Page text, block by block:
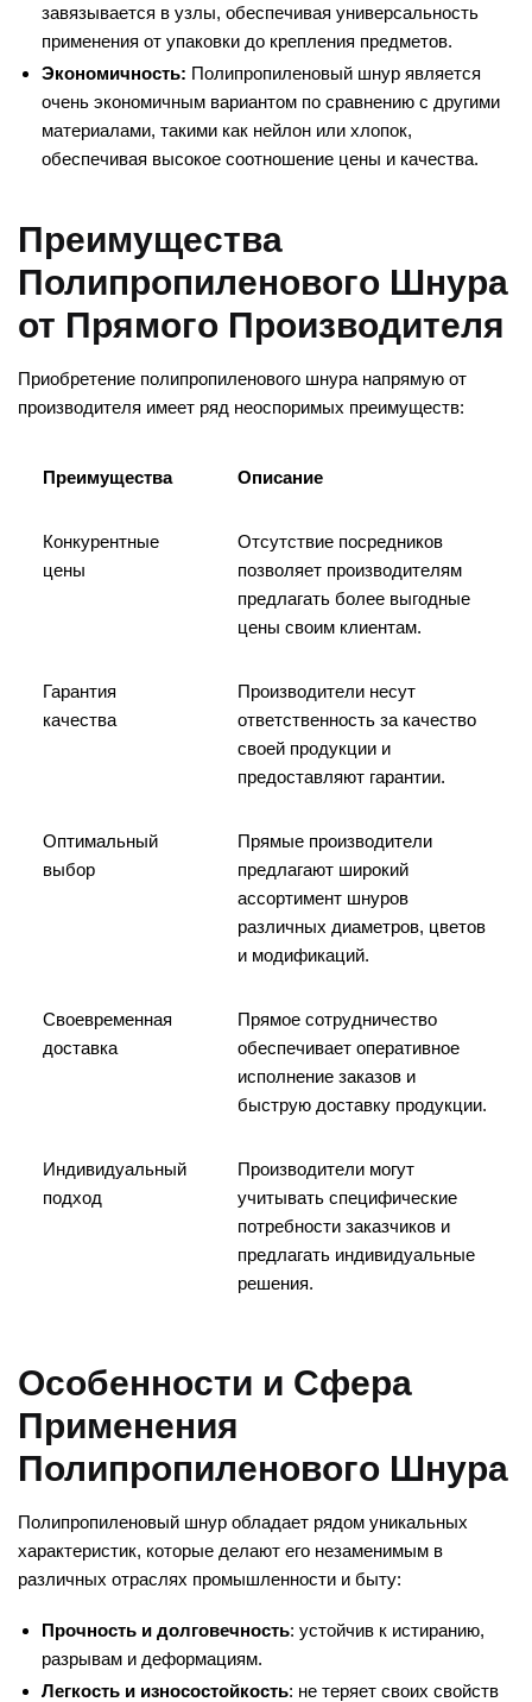
завязывается в узлы, обеспечивая универсальность
применения от упаковки до крепления предметов.
Экономичность: Полипропиленовый шнур является
очень экономичным вариантом по сравнению с другими
материалами, такими как нейлон или хлопок,
обеспечивая высокое соотношение цены и качества.
Преимущества
Полипропиленового Шнура
от Прямого Производителя
Приобретение полипропиленового шнура напрямую от
производителя имеет ряд неоспоримых преимуществ:
Преимущества Описание
Конкурентные
цены
Отсутствие посредников
позволяет производителям
предлагать более выгодные
цены своим клиентам.
Гарантия
качества
Производители несут
ответственность за качество
своей продукции и
предоставляют гарантии.
Оптимальный
выбор
Прямые производители
предлагают широкий
ассортимент шнуров
различных диаметров, цветов
и модификаций.
Своевременная
доставка
Прямое сотрудничество
обеспечивает оперативное
исполнение заказов и
быструю доставку продукции.
Индивидуальный
подход
Производители могут
учитывать специфические
потребности заказчиков и
предлагать индивидуальные
решения.
Особенности и Сфера
Применения
Полипропиленового Шнура
Полипропиленовый шнур обладает рядом уникальных
характеристик, которые делают его незаменимым в
различных отраслях промышленности и быту:
Прочность и долговечность: устойчив к истиранию,
разрывам и деформациям.
Легкость и износостойкость: не теряет своих свойств